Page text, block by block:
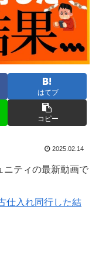
はてブ
コピー
2025.02.14
ニティの最新動画で
仕入れ同行した結